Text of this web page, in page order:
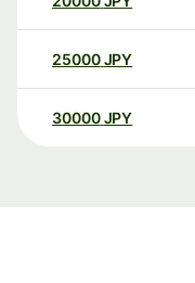
25000 JPY
30000 JPY